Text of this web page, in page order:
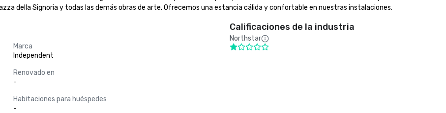
della Signoria y todas las demás obras de arte. Ofrecemos una estancia cálida y confortable en nuestras instalaciones.
Marca
Independent
Renovado en
-
Habitaciones para huéspedes
-
Calificaciones de la industria
Northstar